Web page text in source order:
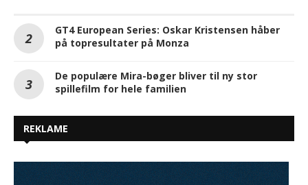
GT4 European Series: Oskar Kristensen håber
på topresultater på Monza
De populære Mira-bøger bliver til ny stor
spillefilm for hele familien
REKLAME